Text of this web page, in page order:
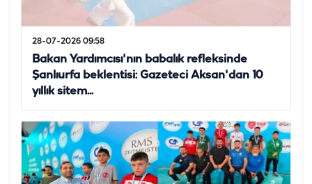
28-07-2026 09:58
Bakan Yardımcısı'nın babalık refleksinde
Şanlıurfa beklentisi: Gazeteci Aksan'dan 10
yıllık sitem...